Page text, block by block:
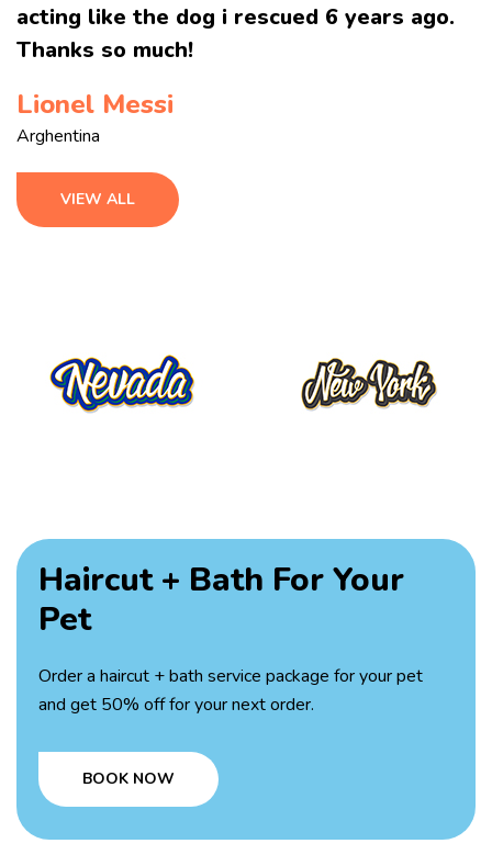
acting like the dog i rescued 6 years ago.
Thanks so much!
Lionel Messi
Arghentina
VIEW ALL
Haircut + Bath For Your
Pet
Order a haircut + bath service package for your pet
and get 50% off for your next order.
BOOK NOW